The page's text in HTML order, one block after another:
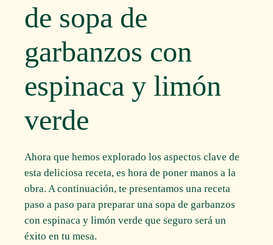
de sopa de
garbanzos con
espinaca y limón
verde
Ahora que hemos explorado los aspectos clave de
esta deliciosa receta, es hora de poner manos a la
obra. A continuación, te presentamos una receta
paso a paso para preparar una sopa de garbanzos
con espinaca y limón verde que seguro será un
éxito en tu mesa.